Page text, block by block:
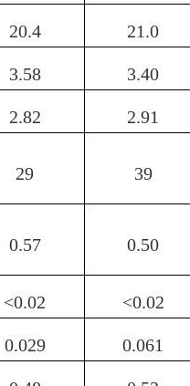
20.4 21.0
3.58 3.40
2.82 2.91
29 39
0.57 0.50
<0.02 <0.02
0.029 0.061